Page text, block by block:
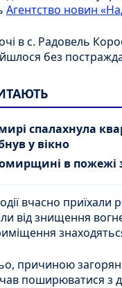
Агентство новин
в с. Радовель
без
спалахнула
у вікно
в пожежі
вчасно
від знищення
причиною
поширюватися з